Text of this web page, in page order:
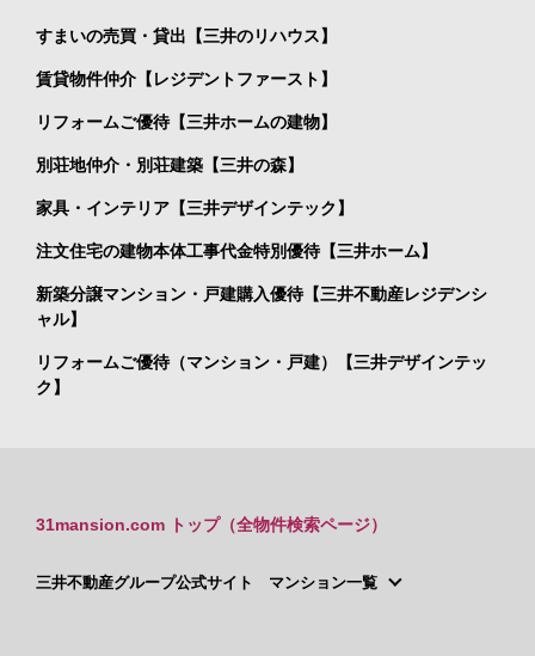
すまいの売買・貸出【三井のリハウス】
賃貸物件仲介【レジデントファースト】
リフォームご優待【三井ホームの建物】
別荘地仲介・別荘建築【三井の森】
家具・インテリア【三井デザインテック】
注文住宅の建物本体工事代金特別優待【三井ホーム】
新築分譲マンション・戸建購入優待【三井不動産レジデンシ
ャル】
リフォームご優待（マンション・戸建）【三井デザインテッ
ク】
31mansion.com トップ（全物件検索ページ）
三井不動産グループ公式サイト マンション一覧